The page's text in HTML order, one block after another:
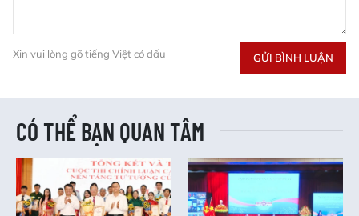
Xin vui lòng gõ tiếng Việt có dấu GỬI BÌNH LUẬN
CÓ THỂ BẠN QUAN TÂM